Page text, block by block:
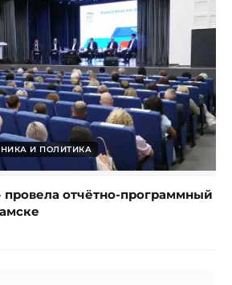
И ПОЛИТИКА
провела отчётно-программный